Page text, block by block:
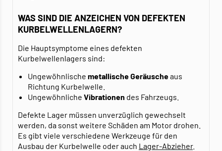
WAS SIND DIE ANZEICHEN VON DEFEKTEN
KURBELWELLENLAGERN?
Die Hauptsymptome eines defekten
Kurbelwellenlagers sind:
Ungewöhnlische metallische Geräuscheaus
Richtung Kurbelwelle.
Ungewöhnliche Vibrationen des Fahrzeugs.
Defekte Lager müssen unverzüglich gewechselt
werden, da sonst weitere Schäden am Motor drohen.
Es gibt viele verschiedene Werkzeuge für den
Ausbau der Kurbelwelle oder auch Lager-Abzieher.